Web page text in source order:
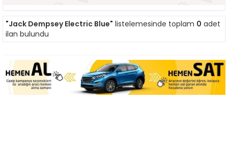
"Jack Dempsey Electric Blue" listelemesinde toplam 0 adet
ilan bulundu